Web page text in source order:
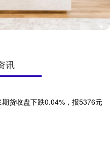
讯
货收盘下跌0.04%，报5376元